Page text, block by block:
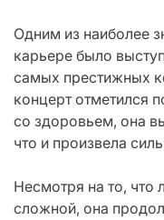
Одним из наиболее
карьере было
самых престижных
концерт отметился
со здоровьем, она
что и произвела
Несмотря на то, что
сложной, она